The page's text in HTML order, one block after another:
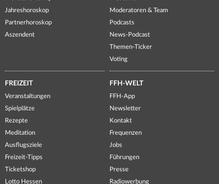
Jahreshoroskop
Partnerhoroskop
Aszendent
Moderatoren & Team
Podcasts
News-Podcast
Themen-Ticker
Voting
FREIZEIT
Veranstaltungen
Spielplätze
Rezepte
Meditation
Ausflugsziele
Freizeit-Tipps
Ticketshop
Lotto Hessen
FFH-WELT
FFH-App
Newsletter
Kontakt
Frequenzen
Jobs
Führungen
Presse
Radiowerbung